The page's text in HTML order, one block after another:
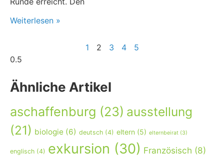
Weiterlesen »
1 2 3 4 5
Ähnliche Artikel
aschaffenburg (23) ausstellung
(21) biologie (6) deutsch (4) eltern (5) elternbeirat (3)
englisch (4) exkursion (30) Französisch (8)